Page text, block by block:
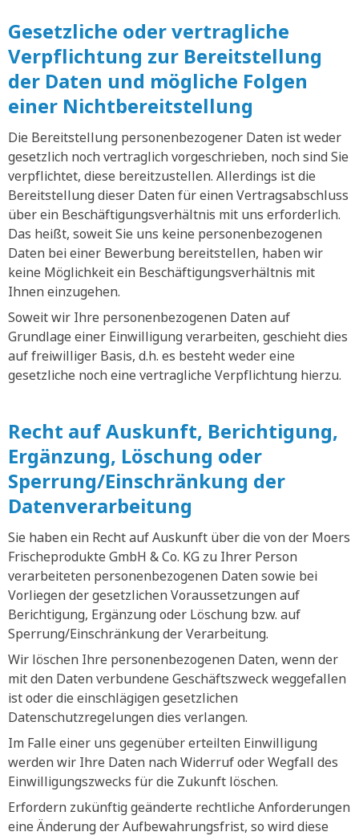
Gesetzliche oder vertragliche
Verpflichtung zur Bereitstellung
der Daten und mögliche Folgen
einer Nichtbereitstellung
Die Bereitstellung personenbezogener Daten ist weder
gesetzlich noch vertraglich vorgeschrieben, noch sind Sie
verpflichtet, diese bereitzustellen. Allerdings ist die
Bereitstellung dieser Daten für einen Vertragsabschluss
über ein Beschäftigungsverhältnis mit uns erforderlich.
Das heißt, soweit Sie uns keine personenbezogenen
Daten bei einer Bewerbung bereitstellen, haben wir
keine Möglichkeit ein Beschäftigungsverhältnis mit
Ihnen einzugehen.
Soweit wir Ihre personenbezogenen Daten auf
Grundlage einer Einwilligung verarbeiten, geschieht dies
auf freiwilliger Basis, d.h. es besteht weder eine
gesetzliche noch eine vertragliche Verpflichtung hierzu.
Recht auf Auskunft, Berichtigung,
Ergänzung, Löschung oder
Sperrung/Einschränkung der
Datenverarbeitung
Sie haben ein Recht auf Auskunft über die von der Moers
Frischeprodukte GmbH & Co. KG zu Ihrer Person
verarbeiteten personenbezogenen Daten sowie bei
Vorliegen der gesetzlichen Voraussetzungen auf
Berichtigung, Ergänzung oder Löschung bzw. auf
Sperrung/Einschränkung der Verarbeitung.
Wir löschen Ihre personenbezogenen Daten, wenn der
mit den Daten verbundene Geschäftszweck weggefallen
ist oder die einschlägigen gesetzlichen
Datenschutzregelungen dies verlangen.
Im Falle einer uns gegenüber erteilten Einwilligung
werden wir Ihre Daten nach Widerruf oder Wegfall des
Einwilligungszwecks für die Zukunft löschen.
Erfordern zukünftig geänderte rechtliche Anforderungen
eine Änderung der Aufbewahrungsfrist, so wird diese